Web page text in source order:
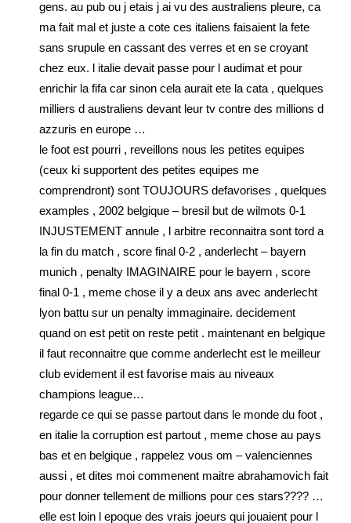
gens. au pub ou j etais j ai vu des australiens pleure, ca
ma fait mal et juste a cote ces italiens faisaient la fete
sans srupule en cassant des verres et en se croyant
chez eux. l italie devait passe pour l audimat et pour
enrichir la fifa car sinon cela aurait ete la cata , quelques
milliers d australiens devant leur tv contre des millions d
azzuris en europe …
le foot est pourri , reveillons nous les petites equipes
(ceux ki supportent des petites equipes me
comprendront) sont TOUJOURS defavorises , quelques
examples , 2002 belgique – bresil but de wilmots 0-1
INJUSTEMENT annule , l arbitre reconnaitra sont tord a
la fin du match , score final 0-2 , anderlecht – bayern
munich , penalty IMAGINAIRE pour le bayern , score
final 0-1 , meme chose il y a deux ans avec anderlecht
lyon battu sur un penalty immaginaire. decidement
quand on est petit on reste petit . maintenant en belgique
il faut reconnaitre que comme anderlecht est le meilleur
club evidement il est favorise mais au niveaux
champions league…
regarde ce qui se passe partout dans le monde du foot ,
en italie la corruption est partout , meme chose au pays
bas et en belgique , rappelez vous om – valenciennes
aussi , et dites moi commenent maitre abrahamovich fait
pour donner tellement de millions pour ces stars???? …
elle est loin l epoque des vrais joeurs qui jouaient pour l